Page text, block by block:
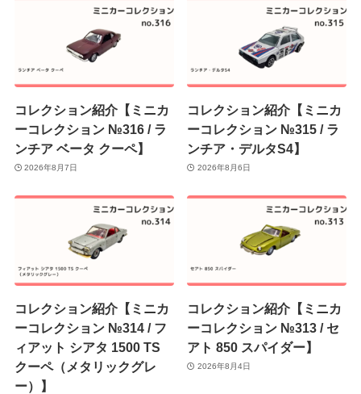
コレクション紹介【ミニカ
ーコレクション №316 / ラ
ンチア ベータ クーペ】
2026年8月7日
コレクション紹介【ミニカ
ーコレクション №315 / ラ
ンチア・デルタS4】
2026年8月6日
コレクション紹介【ミニカ
ーコレクション №314 / フ
ィアット シアタ 1500 TS
クーペ（メタリックグレ
ー）】
コレクション紹介【ミニカ
ーコレクション №313 / セ
アト 850 スパイダー】
2026年8月4日